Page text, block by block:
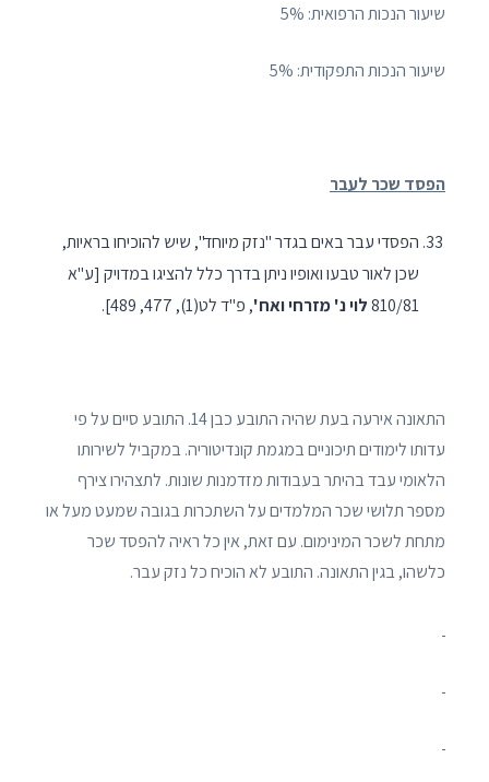
שיעור הנכות הרפואית: 5%
שיעור הנכות התפקודית: 5%
הפסד שכר לעבר
הפסדי עבר באים בגדר "נזק מיוחד", שיש להוכיחו בראיות,
שכן לאור טבעו ואופיו ניתן בדרך כלל להציגו במדויק [ע"א
810/81לוי נ' מזרחי ואח', פ"ד לט(1), 477, 489].
התאונה אירעה בעת שהיה התובע כבן 14. התובע סיים על פי
עדותו לימודים תיכוניים במגמת קונדיטוריה. במקביל לשירותו
הלאומי עבד בהיתר בעבודות מזדמנות שונות. לתצהירו צירף
מספר תלושי שכר המלמדים על השתכרות בגובה שמעט מעל או
מתחת לשכר המינימום. עם זאת, אין כל ראיה להפסד שכר
כלשהו, בגין התאונה. התובע לא הוכיח כל נזק עבר.